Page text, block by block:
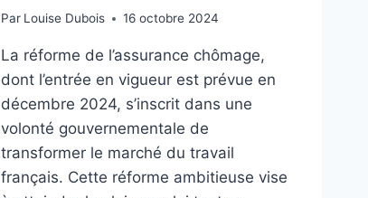
Par Louise Dubois 16 octobre 2024
La réforme de l’assurance chômage,
dont l’entrée en vigueur est prévue en
décembre 2024, s’inscrit dans une
volonté gouvernementale de
transformer le marché du travail
français. Cette réforme ambitieuse vise